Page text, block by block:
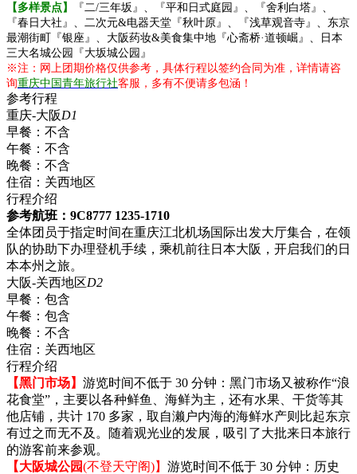
【多样景点】
『二/三年坂』、『平和日式庭园』、『舍利白塔』、
『春日大社』、二次元&电器天堂『秋叶原』、『浅草观音寺』、东京
最潮街町『银座』、大阪药妆&美食集中地『心斋桥·道顿崛』、日本
三大名城公园『大坂城公园』
※注：网上团期价格仅供参考，具体行程以签约合同为准，详情请咨
询重庆中国青年旅行社客服，多有不便请多包涵！
参考行程
重庆-大阪D1
早餐： 不含
午餐： 不含
晚餐： 不含
住宿： 关西地区
行程介绍
参考航班：9C8777 1235-1710
全体团员于指定时间在重庆江北机场国际出发大厅集合，在领
队的协助下办理登机手续，乘机前往日本大阪，开启我们的日
本本州之旅。
大阪-关西地区D2
早餐： 包含
午餐： 包含
晚餐： 不含
住宿： 关西地区
行程介绍
【黑门市场】 游览时间不低于 30 分钟：黑门市场又被称作“浪
花食堂”，主要以各种鲜鱼、海鲜为主，还有水果、干货等其
他店铺，共计 170 多家，取自濑户内海的海鲜水产则比起东京
有过之而无不及。随着观光业的发展，吸引了大批来日本旅行
的游客前来参观。
【大阪城公园(不登天守阁)】 游览时间不低于 30 分钟：历史